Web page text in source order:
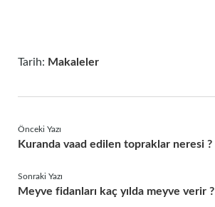
Tarih: Makaleler
Önceki Yazı
Kuranda vaad edilen topraklar neresi ?
Sonraki Yazı
Meyve fidanları kaç yılda meyve verir ?